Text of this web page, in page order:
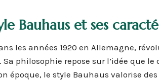
Bauhaus et ses
les années 1920 en Allemagne,
philosophie repose sur l’idée que
époque, le style Bauhaus valorise